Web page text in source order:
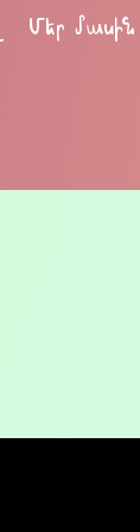
Մեր մասին